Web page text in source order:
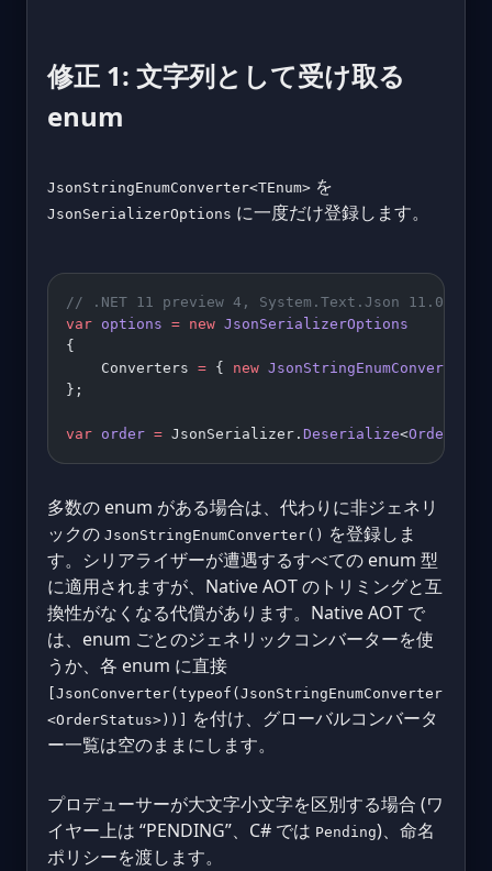
修正 1: 文字列として受け取る
enum
JsonStringEnumConverter<TEnum> を
JsonSerializerOptions に一度だけ登録します。
// .NET 11 preview 4, System.Text.Json 11.0.0-
var options = new JsonSerializerOptions
{
    Converters
= { new JsonStringEnumConverter
};
var order = JsonSerializer. Deserialize<Order
多数の enum がある場合は、代わりに非ジェネリ
ックの JsonStringEnumConverter() を登録しま
す。シリアライザーが遭遇するすべての enum 型
に適用されますが、Native AOT のトリミングと互
換性がなくなる代償があります。Native AOT で
は、enum ごとのジェネリックコンバーターを使
うか、各 enum に直接
[JsonConverter(typeof(JsonStringEnumConverter
<OrderStatus>))]
を付け、グローバルコンバータ
ー一覧は空のままにします。
プロデューサーが大文字小文字を区別する場合 (ワ
イヤー上は “PENDING”、C# では Pending)、命名
ポリシーを渡します。